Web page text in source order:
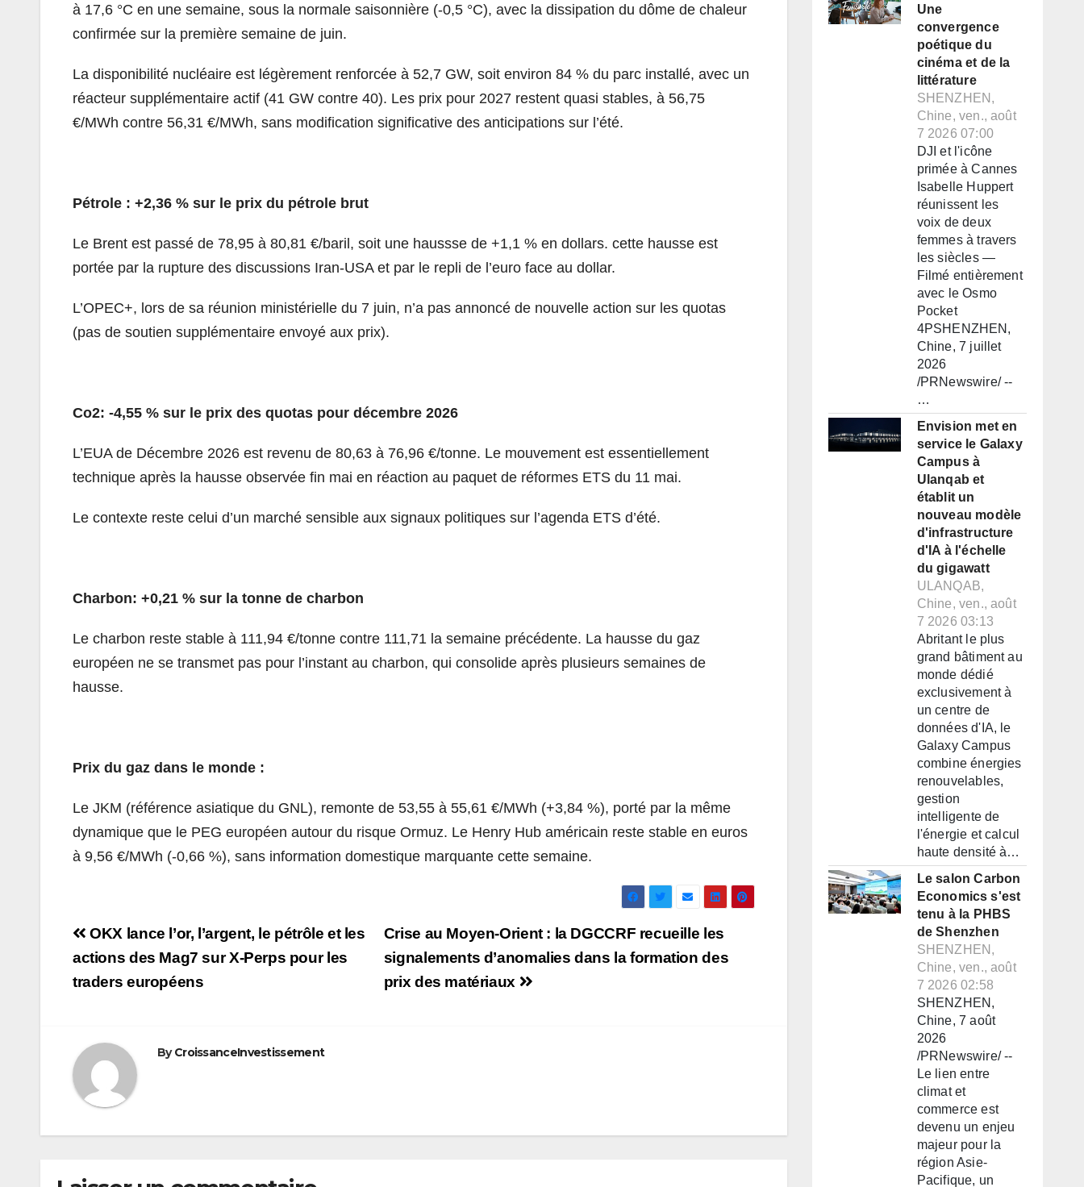
à 17,6 °C en une semaine, sous la normale saisonnière (-0,5 °C), avec la dissipation du dôme de chaleur
confirmée sur la première semaine de juin.
La disponibilité nucléaire est légèrement renforcée à 52,7 GW, soit environ 84 % du parc installé, avec un
réacteur supplémentaire actif (41 GW contre 40). Les prix pour 2027 restent quasi stables, à 56,75
€/MWh contre 56,31 €/MWh, sans modification significative des anticipations sur l’été.
Pétrole : +2,36 % sur le prix du pétrole brut
Le Brent est passé de 78,95 à 80,81 €/baril, soit une haussse de +1,1 % en dollars. cette hausse est
portée par la rupture des discussions Iran-USA et par le repli de l’euro face au dollar.
L’OPEC+, lors de sa réunion ministérielle du 7 juin, n’a pas annoncé de nouvelle action sur les quotas
(pas de soutien supplémentaire envoyé aux prix).
Co2: -4,55 % sur le prix des quotas pour décembre 2026
L’EUA de Décembre 2026 est revenu de 80,63 à 76,96 €/tonne. Le mouvement est essentiellement
technique après la hausse observée fin mai en réaction au paquet de réformes ETS du 11 mai.
Le contexte reste celui d’un marché sensible aux signaux politiques sur l’agenda ETS d’été.
Charbon: +0,21 % sur la tonne de charbon
Le charbon reste stable à 111,94 €/tonne contre 111,71 la semaine précédente. La hausse du gaz
européen ne se transmet pas pour l’instant au charbon, qui consolide après plusieurs semaines de
hausse.
Prix du gaz dans le monde ­:
Le JKM (référence asiatique du GNL), remonte de 53,55 à 55,61 €/MWh (+3,84 %), porté par la même
dynamique que le PEG européen autour du risque Ormuz. Le Henry Hub américain reste stable en euros
à 9,56 €/MWh (-0,66 %), sans information domestique marquante cette semaine.
Navigation
de
l’article
Crise au Moyen-Orient : la DGCCRF recueille les
signalements d’anomalies dans la formation des
prix des matériaux
OKX lance l’or, l’argent, le pétrôle et les
actions des Mag7 sur X-Perps pour les
traders européens
ByCroissanceInvestissement
Une
convergence
poétique du
cinéma et de la
littérature
SHENZHEN,
Chine, ven., août
7 2026 07:00
DJI et l'icône
primée à Cannes
Isabelle Huppert
réunissent les
voix de deux
femmes à travers
les siècles —
Filmé entièrement
avec le Osmo
Pocket
4PSHENZHEN,
Chine, 7 juillet
2026
/PRNewswire/ --
…
Envision met en
service le Galaxy
Campus à
Ulanqab et
établit un
nouveau modèle
d'infrastructure
d'IA à l'échelle
du gigawatt
ULANQAB,
Chine, ven., août
7 2026 03:13
Abritant le plus
grand bâtiment au
monde dédié
exclusivement à
un centre de
données d'IA, le
Galaxy Campus
combine énergies
renouvelables,
gestion
intelligente de
l'énergie et calcul
haute densité à…
Le salon Carbon
Economics s'est
tenu à la PHBS
de Shenzhen
SHENZHEN,
Chine, ven., août
7 2026 02:58
SHENZHEN,
Chine, 7 août
2026
/PRNewswire/ --
Le lien entre
climat et
commerce est
devenu un enjeu
majeur pour la
région Asie-
Pacifique, un